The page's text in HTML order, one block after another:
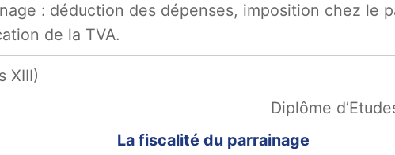
: déduction des dépenses, imposition chez le
de la TVA.
XIII)
Diplôme
La fiscalité du parrainage